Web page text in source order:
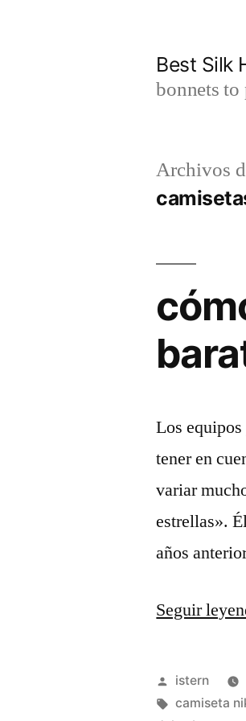
Best Silk
bonnets to
Archivos
Los
tener en
variar
estrellas».
años
Seguir
Publicado
por
istern
Etiquetas:
camiseta